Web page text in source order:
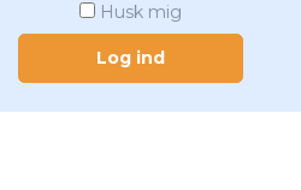
Husk mig